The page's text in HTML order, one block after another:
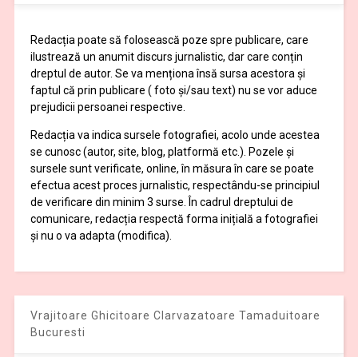
Redacția poate să folosească poze spre publicare, care
ilustrează un anumit discurs jurnalistic, dar care conțin
dreptul de autor. Se va menționa însă sursa acestora și
faptul că prin publicare ( foto și/sau text) nu se vor aduce
prejudicii persoanei respective.
Redacția va indica sursele fotografiei, acolo unde acestea
se cunosc (autor, site, blog, platformă etc.). Pozele și
sursele sunt verificate, online, în măsura în care se poate
efectua acest proces jurnalistic, respectându-se principiul
de verificare din minim 3 surse. În cadrul dreptului de
comunicare, redacția respectă forma inițială a fotografiei
și nu o va adapta (modifica).
Vrajitoare Ghicitoare Clarvazatoare Tamaduitoare
Bucuresti